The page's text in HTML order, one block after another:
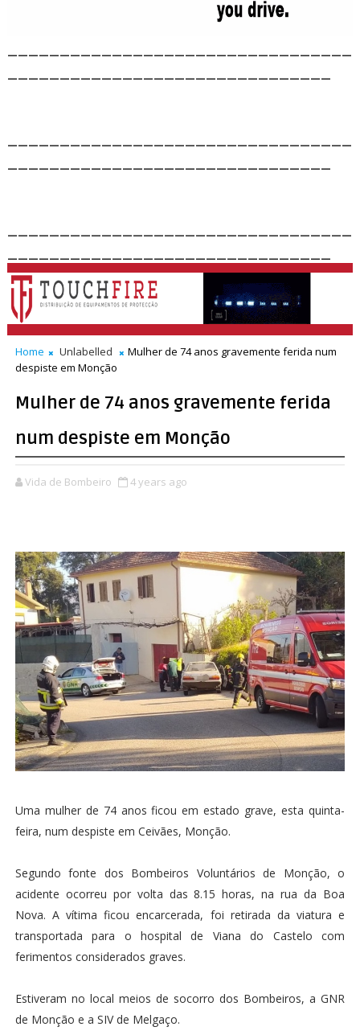
Home Unlabelled
Mulher de 74 anos gravemente ferida num
despiste em Monção
Mulher de 74 anos gravemente ferida
num despiste em Monção
Vida de Bombeiro 4 years ago
Uma mulher de 74 anos ficou em estado grave, esta quinta-
feira, num despiste em Ceivães, Monção.
Segundo fonte dos Bombeiros Voluntários de Monção, o
acidente ocorreu por volta das 8.15 horas, na rua da Boa
Nova. A vítima ficou encarcerada, foi retirada da viatura e
transportada para o hospital de Viana do Castelo com
ferimentos considerados graves.
Estiveram no local meios de socorro dos Bombeiros, a GNR
de Monção e a SIV de Melgaço.